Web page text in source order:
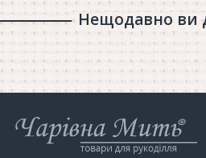
Нещодавно ви
Інтернет-
магазин